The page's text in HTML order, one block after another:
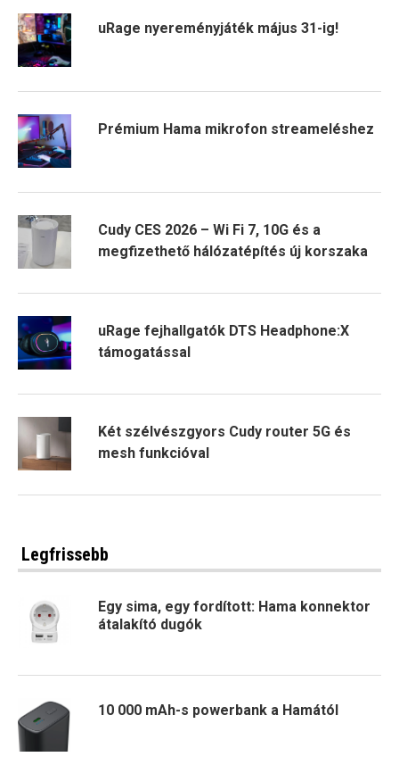
uRage nyereményjáték május 31-ig!
Prémium Hama mikrofon streameléshez
Cudy CES 2026 – Wi Fi 7, 10G és a
megfizethető hálózatépítés új korszaka
uRage fejhallgatók DTS Headphone:X
támogatással
Két szélvészgyors Cudy router 5G és
mesh funkcióval
Legfrissebb
Egy sima, egy fordított: Hama konnektor
átalakító dugók
10 000 mAh-s powerbank a Hamától